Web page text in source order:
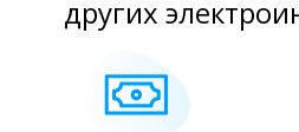
других